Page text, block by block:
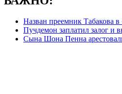
Назван преемник Табакова в
Пучдемон заплатил залог и
Сына Шона Пенна